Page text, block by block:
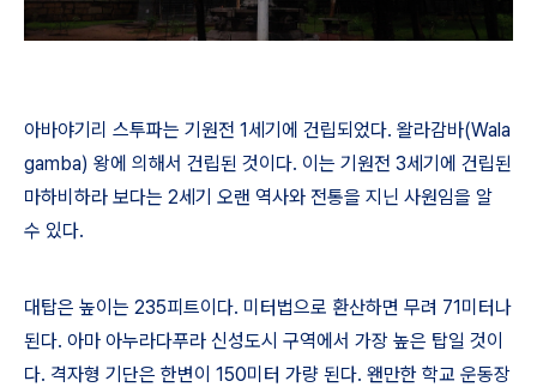
아바야기리 스투파는 기원전 1세기에 건립되었다. 왈라감바(Wala
gamba) 왕에 의해서 건립된 것이다. 이는 기원전 3세기에 건립된
마하비하라 보다는 2세기 오랜 역사와 전통을 지닌 사원임을 알
수 있다.
대탑은 높이는 235피트이다. 미터법으로 환산하면 무려 71미터나
된다. 아마 아누라다푸라 신성도시 구역에서 가장 높은 탑일 것이
다. 격자형 기단은 한변이 150미터 가량 된다. 왠만한 학교 운동장